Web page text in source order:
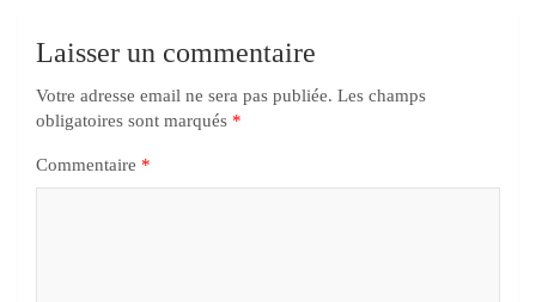
Laisser un commentaire
Votre adresse email ne sera pas publiée. Les champs
obligatoires sont marqués *
Commentaire *